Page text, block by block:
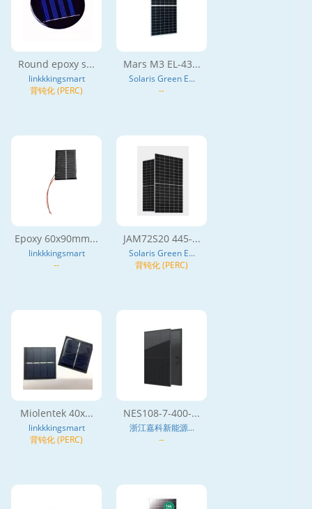
Round epoxy s...
linkkkingsmart
背钝化 (PERC)
Mars M3 EL-43...
Solaris Green E...
--
Epoxy 60x90mm...
linkkkingsmart
--
JAM72S20 445-...
Solaris Green E...
背钝化 (PERC)
Miolentek 40x...
linkkkingsmart
背钝化 (PERC)
NES108-7-400-...
浙江嘉科新能源...
--